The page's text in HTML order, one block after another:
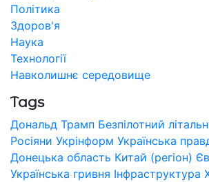
Політика
Здоров'я
Наука
Технології
Навколишнє середовище
Tags
Дональд Трамп Безпілотний
Росіяни Укрінформ Українська
Донецька область Китай (регіон)
Українська гривня Інфраструктура